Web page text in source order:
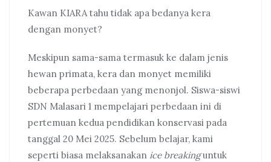
Kawan KIARA tahu tidak apa bedanya kera
dengan monyet?
Meskipun sama-sama termasuk ke dalam jenis
hewan primata, kera dan monyet memiliki
beberapa perbedaan yang menonjol. Siswa-siswi
SDN Malasari 1 mempelajari perbedaan ini di
pertemuan kedua pendidikan konservasi pada
tanggal 20 Mei 2025. Sebelum belajar, kami
seperti biasa melaksanakan ice breakinguntuk